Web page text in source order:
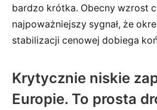
bardzo krótka. Obecny wzrost
najpoważniejszy sygnał, że
stabilizacji cenowej dobiega
Krytycznie niskie
Europie. To prosta